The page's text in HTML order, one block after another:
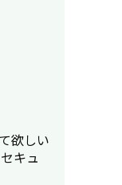
欲しい
キュ